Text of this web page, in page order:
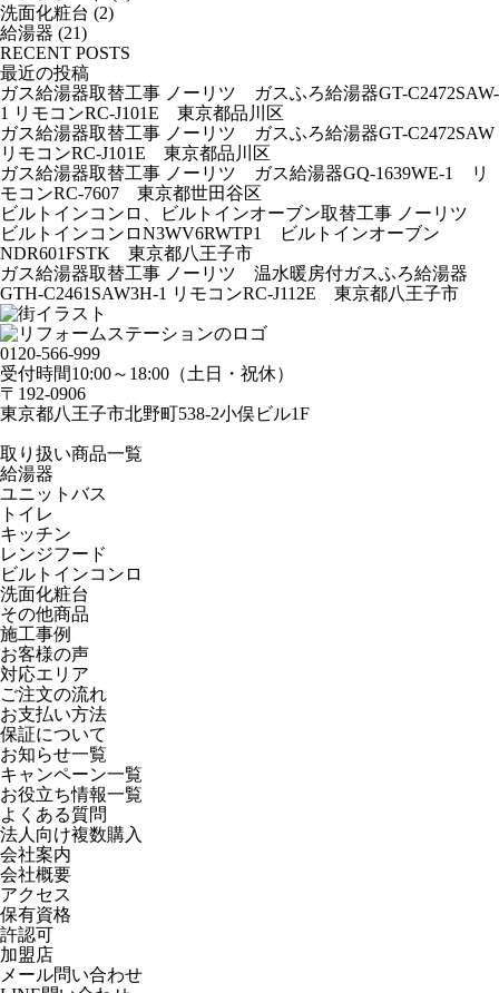
洗面化粧台 (2)
給湯器 (21)
RECENT POSTS
最近の投稿
ガス給湯器取替工事 ノーリツ ガスふろ給湯器GT-C2472SAW-
1 リモコンRC-J101E 東京都品川区
ガス給湯器取替工事 ノーリツ ガスふろ給湯器GT-C2472SAW
リモコンRC-J101E 東京都品川区
ガス給湯器取替工事 ノーリツ ガス給湯器GQ-1639WE-1 リ
モコンRC-7607 東京都世田谷区
ビルトインコンロ、ビルトインオーブン取替工事 ノーリツ
ビルトインコンロN3WV6RWTP1 ビルトインオーブン
NDR601FSTK 東京都八王子市
ガス給湯器取替工事 ノーリツ 温水暖房付ガスふろ給湯器
GTH-C2461SAW3H-1 リモコンRC-J112E 東京都八王子市
0120-566-999
受付時間10:00～18:00（土日・祝休）
〒192-0906
東京都八王子市北野町538-2小俣ビル1F
取り扱い商品一覧
給湯器
ユニットバス
トイレ
キッチン
レンジフード
ビルトインコンロ
洗面化粧台
その他商品
施工事例
お客様の声
対応エリア
ご注文の流れ
お支払い方法
保証について
お知らせ一覧
キャンペーン一覧
お役立ち情報一覧
よくある質問
法人向け複数購入
会社案内
会社概要
アクセス
保有資格
許認可
加盟店
メール問い合わせ